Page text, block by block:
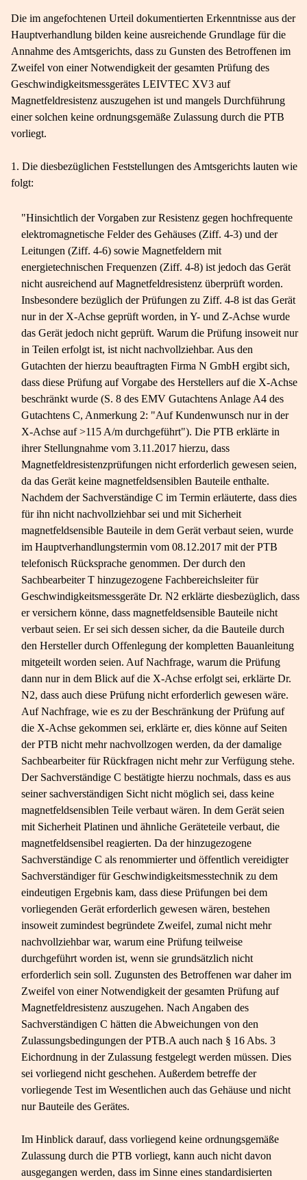
Die im angefochtenen Urteil dokumentierten Erkenntnisse aus der
Hauptverhandlung bilden keine ausreichende Grundlage für die
Annahme des Amtsgerichts, dass zu Gunsten des Betroffenen im
Zweifel von einer Notwendigkeit der gesamten Prüfung des
Geschwindigkeitsmessgerätes LEIVTEC XV3 auf
Magnetfeldresistenz auszugehen ist und mangels Durchführung
einer solchen keine ordnungsgemäße Zulassung durch die PTB
vorliegt.
1. Die diesbezüglichen Feststellungen des Amtsgerichts lauten wie
folgt:
"Hinsichtlich der Vorgaben zur Resistenz gegen hochfrequente
elektromagnetische Felder des Gehäuses (Ziff. 4-​3) und der
Leitungen (Ziff. 4-​6) sowie Magnetfeldern mit
energietechnischen Frequenzen (Ziff. 4-​8) ist jedoch das Gerät
nicht ausreichend auf Magnetfeldresistenz überprüft worden.
Insbesondere bezüglich der Prüfungen zu Ziff. 4-​8 ist das Gerät
nur in der X-​Achse geprüft worden, in Y- und Z-​Achse wurde
das Gerät jedoch nicht geprüft. Warum die Prüfung insoweit nur
in Teilen erfolgt ist, ist nicht nachvollziehbar. Aus den
Gutachten der hierzu beauftragten Firma N GmbH ergibt sich,
dass diese Prüfung auf Vorgabe des Herstellers auf die X-​Achse
beschränkt wurde (S. 8 des EMV Gutachtens Anlage A4 des
Gutachtens C, Anmerkung 2: "Auf Kundenwunsch nur in der
X-​Achse auf >115 A/m durchgeführt"). Die PTB erklärte in
ihrer Stellungnahme vom 3.11.2017 hierzu, dass
Magnetfeldresistenzprüfungen nicht erforderlich gewesen seien,
da das Gerät keine magnetfeldsensiblen Bauteile enthalte.
Nachdem der Sachverständige C im Termin erläuterte, dass dies
für ihn nicht nachvollziehbar sei und mit Sicherheit
magnetfeldsensible Bauteile in dem Gerät verbaut seien, wurde
im Hauptverhandlungstermin vom 08.12.2017 mit der PTB
telefonisch Rücksprache genommen. Der durch den
Sachbearbeiter T hinzugezogene Fachbereichsleiter für
Geschwindigkeitsmessgeräte Dr. N2 erklärte diesbezüglich, dass
er versichern könne, dass magnetfeldsensible Bauteile nicht
verbaut seien. Er sei sich dessen sicher, da die Bauteile durch
den Hersteller durch Offenlegung der kompletten Bauanleitung
mitgeteilt worden seien. Auf Nachfrage, warum die Prüfung
dann nur in dem Blick auf die X-​Achse erfolgt sei, erklärte Dr.
N2, dass auch diese Prüfung nicht erforderlich gewesen wäre.
Auf Nachfrage, wie es zu der Beschränkung der Prüfung auf
die X-​Achse gekommen sei, erklärte er, dies könne auf Seiten
der PTB nicht mehr nachvollzogen werden, da der damalige
Sachbearbeiter für Rückfragen nicht mehr zur Verfügung stehe.
Der Sachverständige C bestätigte hierzu nochmals, dass es aus
seiner sachverständigen Sicht nicht möglich sei, dass keine
magnetfeldsensiblen Teile verbaut wären. In dem Gerät seien
mit Sicherheit Platinen und ähnliche Geräteteile verbaut, die
magnetfeldsensibel reagierten. Da der hinzugezogene
Sachverständige C als renommierter und öffentlich vereidigter
Sachverständiger für Geschwindigkeitsmesstechnik zu dem
eindeutigen Ergebnis kam, dass diese Prüfungen bei dem
vorliegenden Gerät erforderlich gewesen wären, bestehen
insoweit zumindest begründete Zweifel, zumal nicht mehr
nachvollziehbar war, warum eine Prüfung teilweise
durchgeführt worden ist, wenn sie grundsätzlich nicht
erforderlich sein soll. Zugunsten des Betroffenen war daher im
Zweifel von einer Notwendigkeit der gesamten Prüfung auf
Magnetfeldresistenz auszugehen. Nach Angaben des
Sachverständigen C hätten die Abweichungen von den
Zulassungsbedingungen der PTB.A auch nach § 16 Abs. 3
Eichordnung in der Zulassung festgelegt werden müssen. Dies
sei vorliegend nicht geschehen. Außerdem betreffe der
vorliegende Test im Wesentlichen auch das Gehäuse und nicht
nur Bauteile des Gerätes.
Im Hinblick darauf, dass vorliegend keine ordnungsgemäße
Zulassung durch die PTB vorliegt, kann auch nicht davon
ausgegangen werden, dass im Sinne eines standardisierten